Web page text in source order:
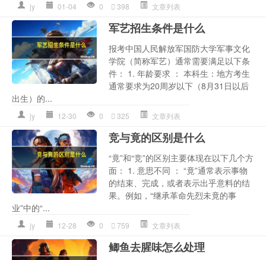
jy 01-04 0 398 文章列表
军艺招生条件是什么
报考中国人民解放军国防大学军事文化
学院（简称军艺）通常需要满足以下条
件： 1. 年龄要求 ： 本科生：地方考生
通常要求为20周岁以下（8月31日以后
出生）的...
jy 12-30 0 325 文章列表
竞与竟的区别是什么
“竟”和“竞”的区别主要体现在以下几个方
面： 1. 意思不同 ： “竟”通常表示事物
的结束、完成，或者表示出乎意料的结
果。例如，“继承革命先烈未竟的事
业”中的“...
jy 12-28 0 759 文章列表
鲫鱼去腥味怎么处理